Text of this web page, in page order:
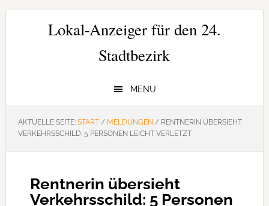
Zur
Hauptnavigation
Zum
Zur
SeitenspalteLokal-Anzeiger für den 24.
Stadtbezirk
MENU
AKTUELLE SEITE: START / MELDUNGEN /RENTNERIN ÜBERSIEHT
VERKEHRSSCHILD: 5 PERSONEN LEICHT VERLETZT
Rentnerin übersieht
Verkehrsschild: 5 Personen